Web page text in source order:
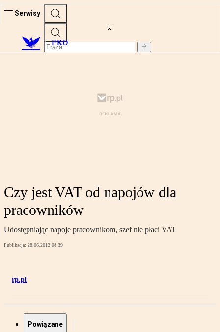
Serwisy
PRO
Czy jest VAT od napojów dla
pracowników
Udostępniając napoje pracownikom, szef nie płaci VAT
Publikacja: 28.06.2012 08:39
rp.pl
Powiązane